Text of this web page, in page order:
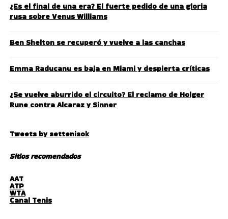
¿Es el final de una era? El fuerte pedido de una gloria
rusa sobre Venus Williams
Ben Shelton se recuperó y vuelve a las canchas
Emma Raducanu es baja en Miami y despierta críticas
¿Se vuelve aburrido el circuito? El reclamo de Holger
Rune contra Alcaraz y Sinner
Tweets by settenisok
Sitios recomendados
AAT
ATP
WTA
Canal Tenis